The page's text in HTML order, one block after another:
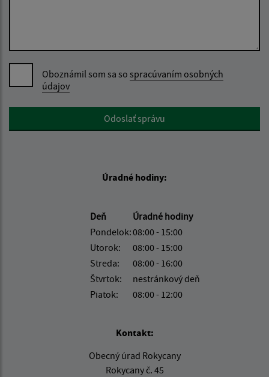
Oboznámil som sa so spracúvaním osobných
údajov
Google reCaptcha ResponseOdoslať správu
Úradné hodiny:
Deň
Úradné hodiny
Pondelok:08:00 - 15:00
Utorok:
08:00 - 15:00
Streda:
08:00 - 16:00
Štvrtok:
nestránkový deň
Piatok:
08:00 - 12:00
Kontakt:
Obecný úrad Rokycany
Rokycany č. 45